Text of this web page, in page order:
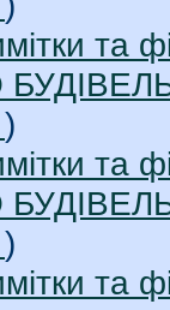
та
)
та
)
та